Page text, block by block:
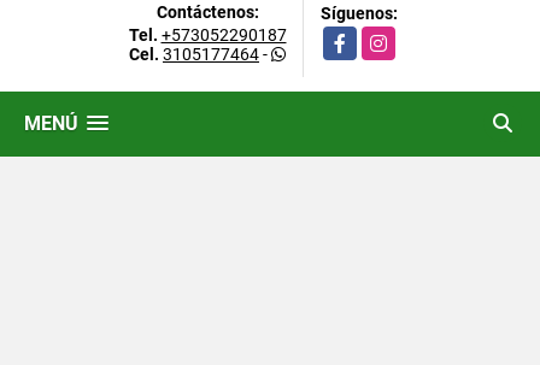
Contáctenos:
Tel. +573052290187
Cel. 3105177464-
Síguenos:
FacebookInstagram
MENÚ